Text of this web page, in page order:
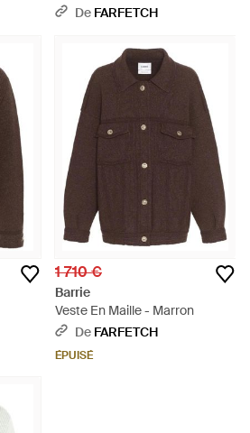
Patchs - Bleu
De FARFETCH
1 710 €
Barrie
Veste En Maille - Marron
De FARFETCH
ÉPUISÉ